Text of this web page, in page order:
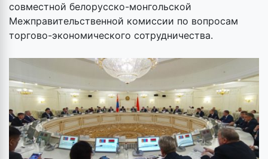
совместной белорусско-монгольской
Межправительственной комиссии по вопросам
торгово-экономического сотрудничества.